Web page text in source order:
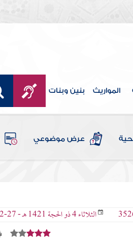
المواريث بنين وبنات
عرض موضوعي
الثلاثاء 4 ذو الحجة 1421 هـ - 27-2-2001 م